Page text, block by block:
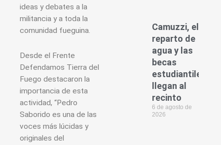
ideas y debates a la
militancia y a toda la
comunidad fueguina.
Desde el Frente
Defendamos Tierra del
Fuego destacaron la
importancia de esta
actividad, “Pedro
Saborido es una de las
voces más lúcidas y
originales del
Camuzzi, el
reparto de
agua y las
becas
estudiantiles
llegan al
recinto
6 de agosto de
2026